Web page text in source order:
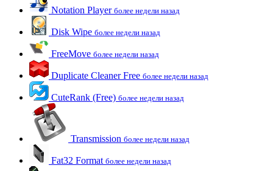
Notation Player более недели назад
Disk Wipe более недели назад
FreeMove более недели назад
Duplicate Cleaner Free более недели назад
CuteRank (Free) более недели назад
Transmission более недели назад
Fat32 Format более недели назад